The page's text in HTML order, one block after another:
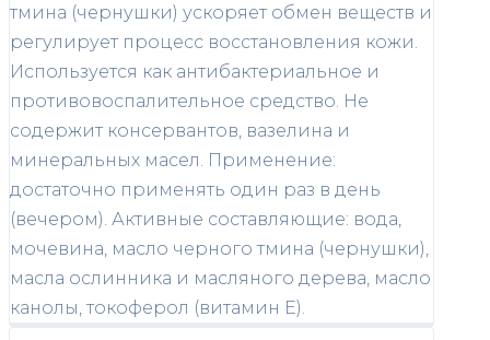
тмина (чернушки) ускоряет обмен веществ и
регулирует процесс восстановления кожи.
Используется как антибактериальное и
противовоспалительное средство. Не
содержит консервантов, вазелина и
минеральных масел. Применение:
достаточно применять один раз в день
(вечером). Активные составляющие: вода,
мочевина, масло черного тмина (чернушки),
масла ослинника и масляного дерева, масло
канолы, токоферол (витамин Е).